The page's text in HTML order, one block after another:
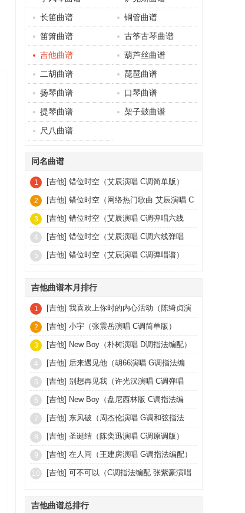
长笛曲谱
铜管曲谱
笛箫曲谱
古筝古琴曲谱
吉他曲谱
葫芦丝曲谱
二胡曲谱
琵琶曲谱
扬琴曲谱
口琴曲谱
提琴曲谱
架子鼓曲谱
尺八曲谱
同名曲谱
1 [吉他] 错位时空（艾辰演唱 C调简单版）
2 [吉他] 错位时空（网络热门歌曲 艾辰演唱 C
调弹唱谱）
3 [吉他] 错位时空（艾辰演唱 C调弹唱六线
谱）
4 [吉他] 错位时空（艾辰演唱 C调六线弹唱
谱）
5 [吉他] 错位时空（艾辰演唱 C调弹唱谱）
吉他曲谱本月排行
1 [吉他] 我喜欢上你时的内心活动（陈绮贞演
唱 C调和弦编配）
2 [吉他] 小宇（张震岳演唱 C调简单版）
3 [吉他] New Boy（朴树演唱 D调指法编配）
4 [吉他] 后来遇见他（胡66演唱 G调指法编
配）
5 [吉他] 别想再见我（许光汉演唱 C调弹唱
谱）
6 [吉他] New Boy（盘尼西林版 C调指法编
配）
7 [吉他] 东风破（周杰伦演唱 G调和弦指法
版）
8 [吉他] 圣诞结（陈奕迅演唱 C调原调版）
9 [吉他] 在人间（王建房演唱 G调指法编配）
10 [吉他] 可不可以（C调指法编配 张紫豪演唱
吉他曲谱总排行